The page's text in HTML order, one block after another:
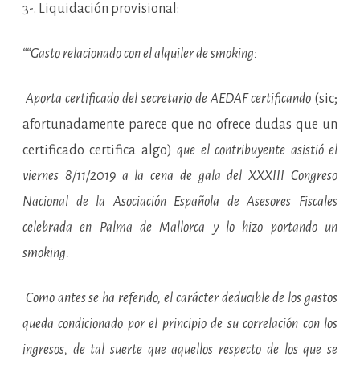
3-. Liquidación provisional:
““Gasto relacionado con el alquiler de smoking:
Aporta certificado del secretario de AEDAF certificando (sic;
afortunadamente parece que no ofrece dudas que un
certificado certifica algo) que el contribuyente asistió el
viernes 8/11/2019 a la cena de gala del XXXIII Congreso
Nacional de la Asociación Española de Asesores Fiscales
celebrada en Palma de Mallorca y lo hizo portando un
smoking.
Como antes se ha referido, el carácter deducible de los gastos
queda condicionado por el principio de su correlación con los
ingresos, de tal suerte que aquellos respecto de los que se